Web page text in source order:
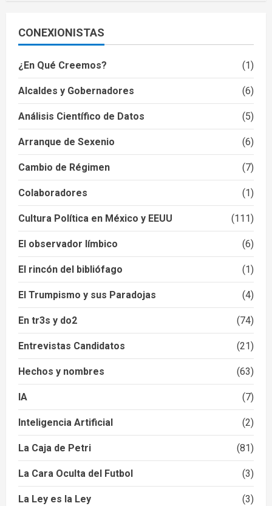
CONEXIONISTAS
¿En Qué Creemos? (1)
Alcaldes y Gobernadores (6)
Análisis Científico de Datos (5)
Arranque de Sexenio (6)
Cambio de Régimen (7)
Colaboradores (1)
Cultura Política en México y EEUU (111)
El observador límbico (6)
El rincón del bibliófago (1)
El Trumpismo y sus Paradojas (4)
En tr3s y do2 (74)
Entrevistas Candidatos (21)
Hechos y nombres (63)
IA (7)
Inteligencia Artificial (2)
La Caja de Petri (81)
La Cara Oculta del Futbol (3)
La Ley es la Ley (3)